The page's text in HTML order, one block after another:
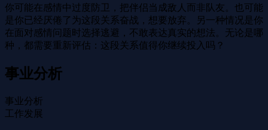
你可能在感情中过度防卫，把伴侣当成敌人而非队友。也可能
是你已经厌倦了为这段关系奋战，想要放弃。另一种情况是你
在面对感情问题时选择逃避，不敢表达真实的想法。无论是哪
种，都需要重新评估：这段关系值得你继续投入吗？
事业分析
事业分析
工作发展